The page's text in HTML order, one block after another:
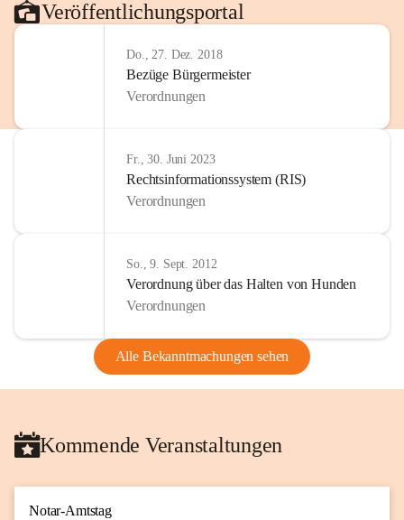
Veröffentlichungsportal
Do., 27. Dez. 2018
Bezüge Bürgermeister
Verordnungen
Fr., 30. Juni 2023
Rechtsinformationssystem (RIS)
Verordnungen
So., 9. Sept. 2012
Verordnung über das Halten von Hunden
Verordnungen
Alle Bekanntmachungen sehen
Kommende Veranstaltungen
Notar-Amtstag